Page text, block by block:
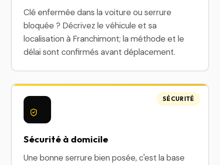
Clé enfermée dans la voiture ou serrure
bloquée ? Décrivez le véhicule et sa
localisation à Franchimont; la méthode et le
délai sont confirmés avant déplacement.
Sécurité à domicile
Une bonne serrure bien posée, c'est la base
SÉCURITÉ